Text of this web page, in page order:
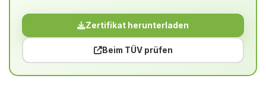
Zertifikat herunterladen
Beim TÜV prüfen